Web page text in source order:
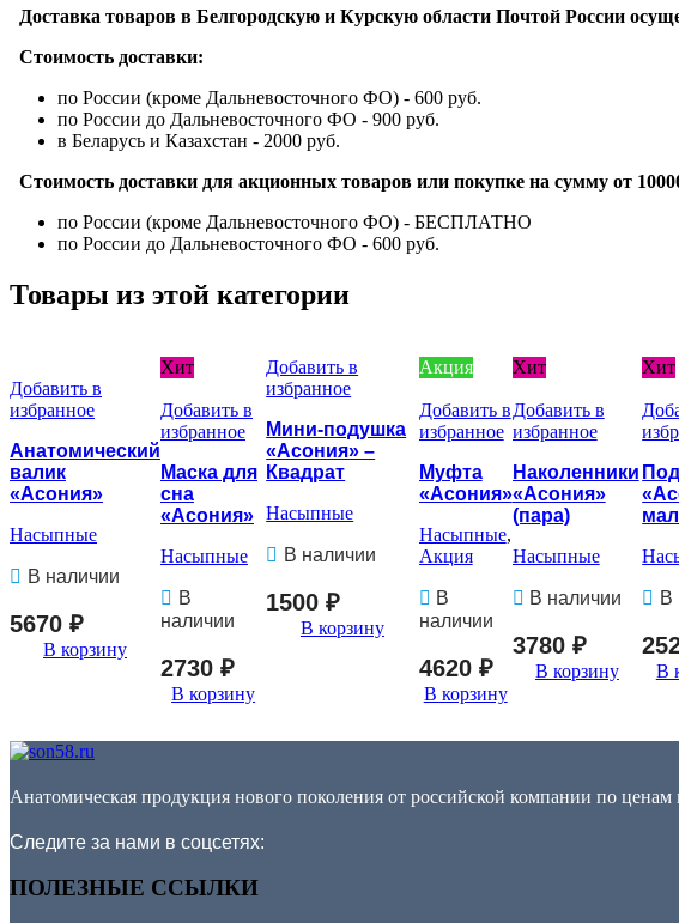
Доставка товаров в Белгородскую и Курскую области Почтой России
Стоимость доставки:
по России (кроме Дальневосточного ФО) - 600 руб.
по России до Дальневосточного ФО - 900 руб.
в Беларусь и Казахстан - 2000 руб.
Стоимость доставки для акционных товаров или покупке на сумму от
по России (кроме Дальневосточного ФО) - БЕСПЛАТНО
по России до Дальневосточного ФО - 600 руб.
Товары из этой категории
Добавить в
избранное
Анатомический
валик
«Асония»
Насыпные
В наличии
5670 ₽
В корзину
Хит
Добавить в
избранное
Маска для
сна
«Асония»
Насыпные
В
наличии
2730 ₽
В корзину
Добавить в
избранное
Мини-подушка
«Асония» –
Квадрат
Насыпные
В наличии
1500₽
В корзину
Акция
Добавить в
избранное
Муфта
«Асония»
Насыпные,
Акция
В
наличии
4620 ₽
В корзину
Хит
Добавить в
избранное
Наколенники
«Асония»
(пара)
Насыпные
В наличии
3780 ₽
В корзину
Хит
В
В
Анатомическая продукция нового поколения от российской компании по ценам
Следите за нами в соцсетях:
ПОЛЕЗНЫЕ ССЫЛКИ